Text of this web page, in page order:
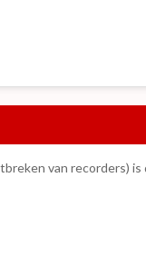
van recorders)